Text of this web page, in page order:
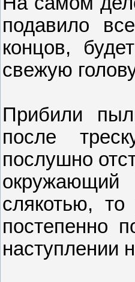
подавило
концов,
свежую
Прибили
после
послушно
слякотью,
постепенно
наступлении